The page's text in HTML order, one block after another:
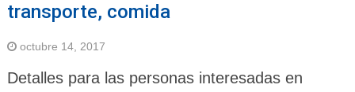
transporte, comida
octubre 14, 2017
Detalles para las personas interesadas en